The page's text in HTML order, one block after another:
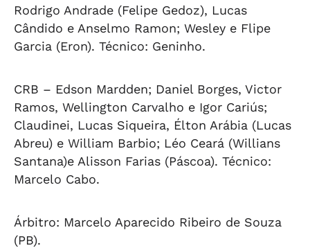
Rodrigo Andrade (Felipe Gedoz), Lucas
Cândido e Anselmo Ramon; Wesley e Flipe
Garcia (Eron). Técnico: Geninho.
CRB – Edson Mardden; Daniel Borges, Victor
Ramos, Wellington Carvalho e Igor Cariús;
Claudinei, Lucas Siqueira, Élton Arábia (Lucas
Abreu) e William Barbio; Léo Ceará (Willians
Santana)e Alisson Farias (Páscoa). Técnico:
Marcelo Cabo.
Árbitro: Marcelo Aparecido Ribeiro de Souza
(PB).